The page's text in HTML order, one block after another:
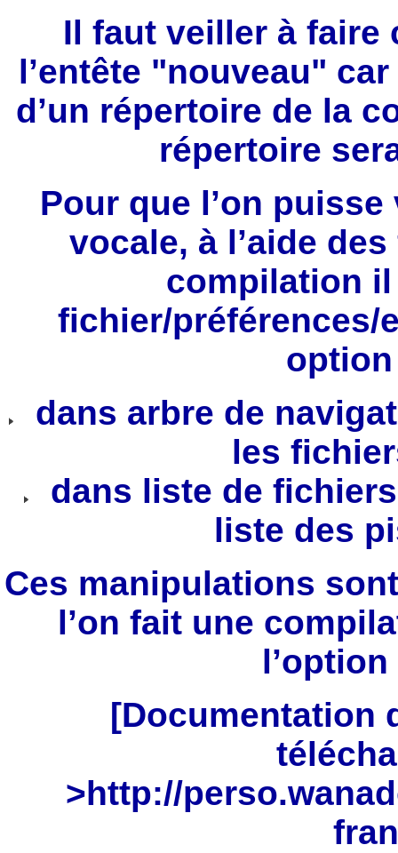
Il faut veiller à faire
l’entête "nouveau"
d’un répertoire de la
répertoire
Pour que l’on
vocale, à l’aide
compilation
fichier/préférences/
dans arbre de
les
dans liste de
liste des
Ces manipulations
l’on fait une
[Documentation
>http://